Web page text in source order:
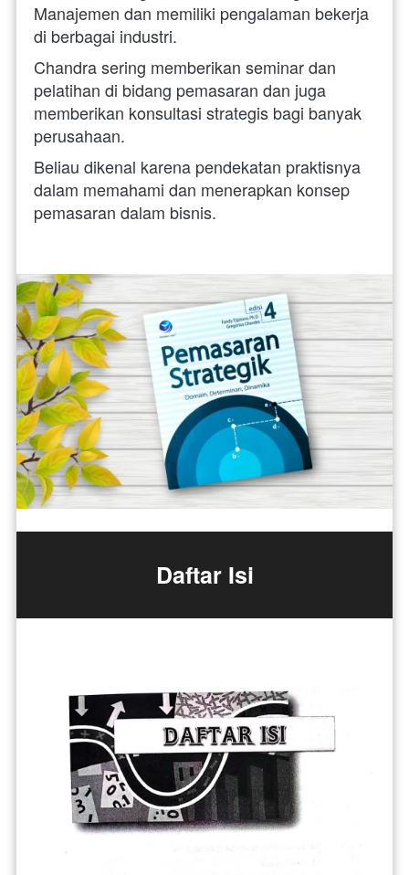
Manajemen dan memiliki pengalaman bekerja
di berbagai industri.
Chandra sering memberikan seminar dan
pelatihan di bidang pemasaran dan juga
memberikan konsultasi strategis bagi banyak
perusahaan.
Beliau dikenal karena pendekatan praktisnya
dalam memahami dan menerapkan konsep
pemasaran dalam bisnis.
Daftar Isi